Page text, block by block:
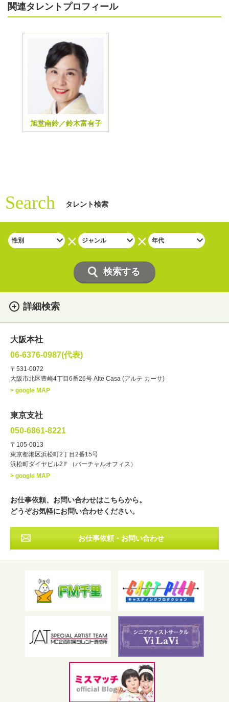
関連タレントプロフィール
旭堂南鈴／鈴木富有子
Search タレント検索
詳細検索
・性別
・ジャンル
ナレーター レポーター
・年齢
・出身地 北海道 東北
その他
フリーワード検索
大阪本社
06-6376-0987(代表)
〒531-0072
大阪市北区豊崎4丁目6番26号 Alte Casa (アルテ カーサ)
> google MAP
東京支社
050-6861-8221
〒105-0013
東京都港区浜松町2丁目2番15号
浜松町ダイヤビル2Ｆ（バーチャルオフィス）
> google MAP
お仕事依頼、お問い合わせはこちらから。
どうぞお気軽にお問い合わせください。
お仕事依頼・お問い合わせ